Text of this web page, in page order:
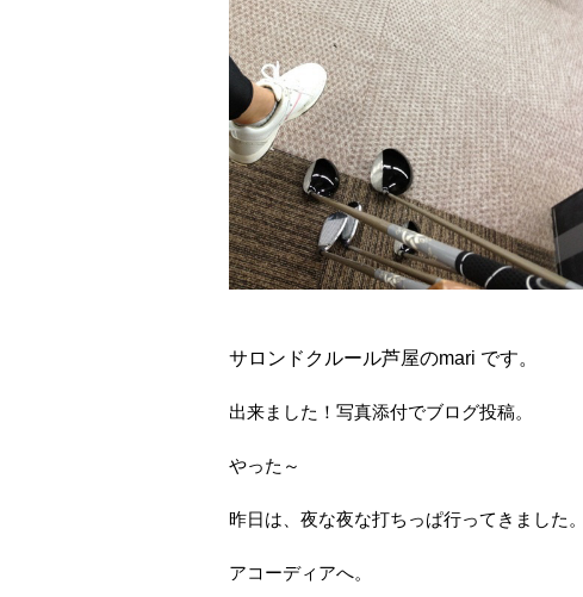
サロンドクルール芦屋のmari です。
出来ました！写真添付でブログ投稿。
やった～
昨日は、夜な夜な打ちっぱ行ってきました。
アコーディアへ。